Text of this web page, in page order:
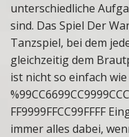
unterschiedliche
sind. Das Spiel Der
Tanzspiel, bei dem
gleichzeitig dem
ist nicht so einfach
FF9999FFCC99FFFF
immer alles dabei,